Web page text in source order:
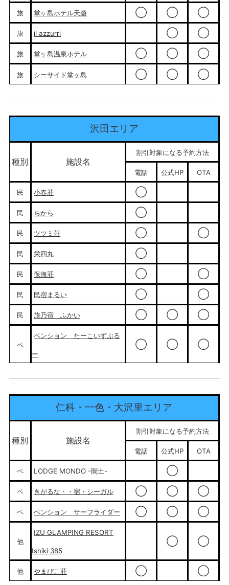
旅 堂ヶ島ホテル天遊 ◯ ◯ ◯
旅 il azzurri ◯ ◯
旅 堂ヶ島温泉ホテル ◯ ◯ ◯
旅 シーサイド堂ヶ島 ◯ ◯ ◯
沢田エリア
種別 施設名
割引対象になる予約方法
電話 公式HP OTA
民 小春荘 ◯
民 ちから ◯
民 ツツミ荘 ◯ ◯
民 栄四丸 ◯
民 保海荘 ◯ ◯
民 民宿まるい ◯ ◯
民 旅乃宿 ふかい ◯ ◯ ◯
ペ
ペンション たーこいずぶる
ー
◯ ◯ ◯
仁科・一色・大沢里エリア
種別 施設名
割引対象になる予約方法
電話 公式HP OTA
ペ LODGE MONDO -聞土- ◯
ペ きがるな・・宿・シーガル ◯ ◯ ◯
ペ ペンション サーフライダー ◯ ◯ ◯
他
IZU GLAMPING RESORT
Ishiki 385
◯ ◯
他 やまびこ荘 ◯ ◯